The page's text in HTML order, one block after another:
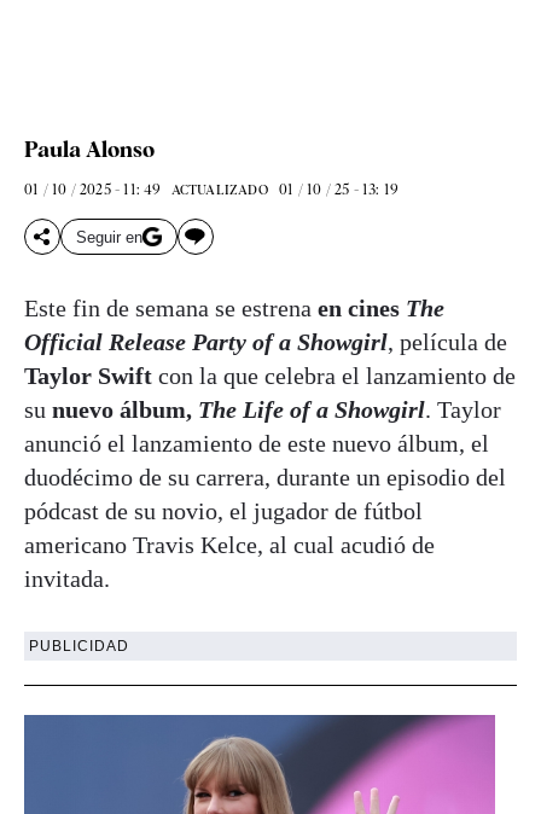
Paula Alonso
01 / 10 / 2025 - 11: 49 ACTUALIZADO 01 / 10 / 25 - 13: 19
Seguir en
Este fin de semana se estrena en cines The
Official Release Party of a Showgirl, película de
Taylor Swift con la que celebra el lanzamiento de
su nuevo álbum, The Life of a Showgirl. Taylor
anunció el lanzamiento de este nuevo álbum, el
duodécimo de su carrera, durante un episodio del
pódcast de su novio, el jugador de fútbol
americano Travis Kelce, al cual acudió de
invitada.
PUBLICIDAD